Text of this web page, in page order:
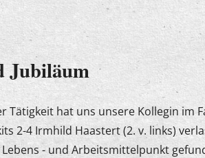
Jubiläum
Tätigkeit hat uns unsere Kollegin im
2-4 Irmhild Haastert (2. v. links)
- und Arbeitsmittelpunkt